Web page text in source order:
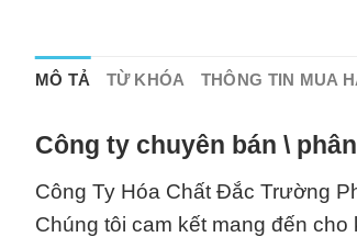
MÔ TẢ TỪ KHÓA THÔNG TIN MUA
Công ty chuyên bán \
Công Ty Hóa Chất Đắc Trường
Chúng tôi cam kết mang đến